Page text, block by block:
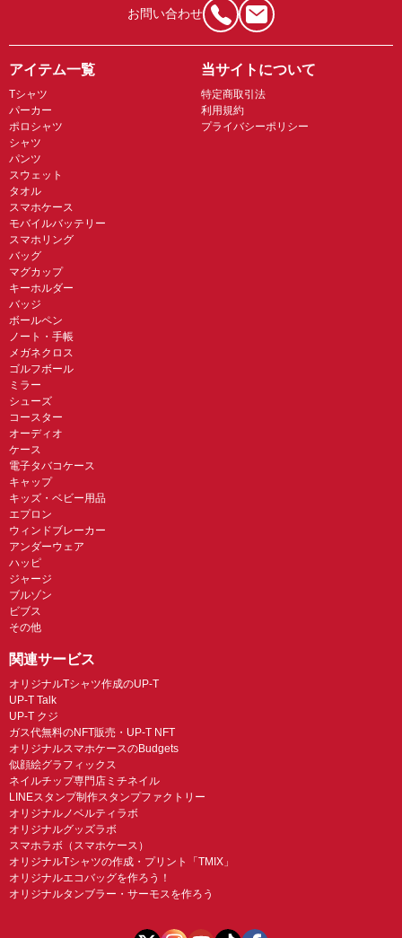
お問い合わせ
アイテム一覧
Tシャツ
パーカー
ポロシャツ
シャツ
パンツ
スウェット
タオル
スマホケース
モバイルバッテリー
スマホリング
バッグ
マグカップ
キーホルダー
バッジ
ボールペン
ノート・手帳
メガネクロス
ゴルフボール
ミラー
シューズ
コースター
オーディオ
ケース
電子タバコケース
キャップ
キッズ・ベビー用品
エプロン
ウィンドブレーカー
アンダーウェア
ハッピ
ジャージ
ブルゾン
ビブス
その他
当サイトについて
特定商取引法
利用規約
プライバシーポリシー
関連サービス
オリジナルTシャツ作成のUP-T
UP-T Talk
UP-T クジ
ガス代無料のNFT販売・UP-T NFT
オリジナルスマホケースのBudgets
似顔絵グラフィックス
ネイルチップ専門店ミチネイル
LINEスタンプ制作スタンプファクトリー
オリジナルノベルティラボ
オリジナルグッズラボ
スマホラボ（スマホケース）
オリジナルTシャツの作成・プリント「TMIX」
オリジナルエコバッグを作ろう！
オリジナルタンブラー・サーモスを作ろう